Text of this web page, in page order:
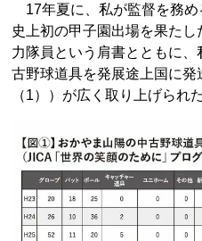
17年夏に、私が監督を務め
史上初の甲子園出場を果た
力隊員という肩書とともに
古野球道具を発展途上国に発
（1））が広く取り上げられた